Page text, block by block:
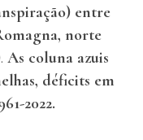
entre
norte
. As coluna azuis
déficits em
2022.